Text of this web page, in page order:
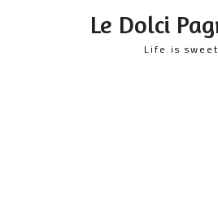
Le Dolci
Life is sweet